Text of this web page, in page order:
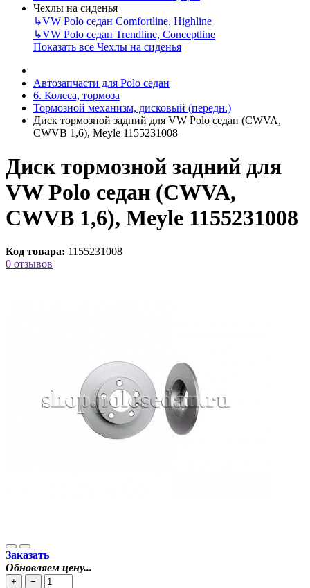
Чехлы на сиденья
↳VW Polo седан Comfortline, Highline
↳VW Polo седан Trendline, Conceptline
Показать все Чехлы на сиденья
Автозапчасти для Polo седан
6. Колеса, тормоза
Тормозной механизм, дисковый (передн.)
Диск тормозной задний для VW Polo седан (CWVA,
CWVB 1,6), Meyle 1155231008
Диск тормозной задний для
VW Polo седан (CWVA,
CWVB 1,6), Meyle 1155231008
Код товара: 1155231008
0 отзывов
Заказать
Обновляем цену...
+ −